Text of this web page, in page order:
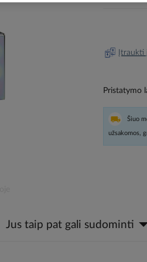
Įtraukti
Pristatymo
Šiuo
užsakomos,
Jus taip pat gali sudominti